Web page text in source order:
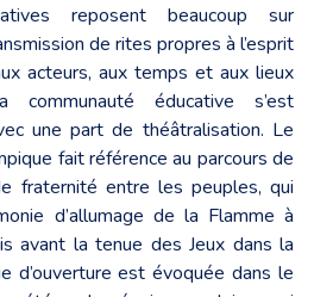
reposent beaucoup sur
de rites propres à l’esprit
acteurs, aux temps et aux lieux
éducative s’est
une part de théâtralisation. Le
fait référence au parcours de
fraternité entre les peuples, qui
d’allumage de la Flamme à
avant la tenue des Jeux dans la
d’ouverture est évoquée dans le